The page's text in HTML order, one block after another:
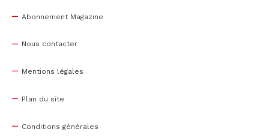
Abonnement Magazine
Nous contacter
Mentions légales
Plan du site
Conditions générales